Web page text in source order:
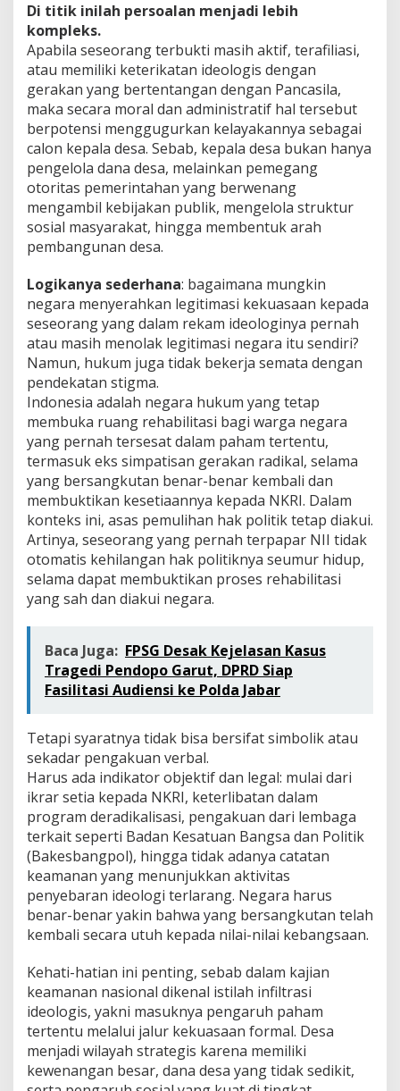
Di titik inilah persoalan menjadi lebih
kompleks.
Apabila seseorang terbukti masih aktif, terafiliasi,
atau memiliki keterikatan ideologis dengan
gerakan yang bertentangan dengan Pancasila,
maka secara moral dan administratif hal tersebut
berpotensi menggugurkan kelayakannya sebagai
calon kepala desa. Sebab, kepala desa bukan hanya
pengelola dana desa, melainkan pemegang
otoritas pemerintahan yang berwenang
mengambil kebijakan publik, mengelola struktur
sosial masyarakat, hingga membentuk arah
pembangunan desa.
Logikanya sederhana: bagaimana mungkin
negara menyerahkan legitimasi kekuasaan kepada
seseorang yang dalam rekam ideologinya pernah
atau masih menolak legitimasi negara itu sendiri?
Namun, hukum juga tidak bekerja semata dengan
pendekatan stigma.
Indonesia adalah negara hukum yang tetap
membuka ruang rehabilitasi bagi warga negara
yang pernah tersesat dalam paham tertentu,
termasuk eks simpatisan gerakan radikal, selama
yang bersangkutan benar-benar kembali dan
membuktikan kesetiaannya kepada NKRI. Dalam
konteks ini, asas pemulihan hak politik tetap diakui.
Artinya, seseorang yang pernah terpapar NII tidak
otomatis kehilangan hak politiknya seumur hidup,
selama dapat membuktikan proses rehabilitasi
yang sah dan diakui negara.
Baca Juga: FPSG Desak Kejelasan Kasus
Tragedi Pendopo Garut, DPRD Siap
Fasilitasi Audiensi ke Polda Jabar
Tetapi syaratnya tidak bisa bersifat simbolik atau
sekadar pengakuan verbal.
Harus ada indikator objektif dan legal: mulai dari
ikrar setia kepada NKRI, keterlibatan dalam
program deradikalisasi, pengakuan dari lembaga
terkait seperti Badan Kesatuan Bangsa dan Politik
(Bakesbangpol), hingga tidak adanya catatan
keamanan yang menunjukkan aktivitas
penyebaran ideologi terlarang. Negara harus
benar-benar yakin bahwa yang bersangkutan telah
kembali secara utuh kepada nilai-nilai kebangsaan.
Kehati-hatian ini penting, sebab dalam kajian
keamanan nasional dikenal istilah infiltrasi
ideologis, yakni masuknya pengaruh paham
tertentu melalui jalur kekuasaan formal. Desa
menjadi wilayah strategis karena memiliki
kewenangan besar, dana desa yang tidak sedikit,